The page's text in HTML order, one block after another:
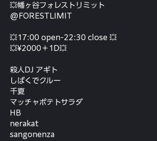
💥幡ヶ谷フォレストリミット
@FORESTLIMIT
💥17:00 open-22:30 close 💥
💥¥2000＋1D💥
殺人DJ アギト
しばくでクルー
千夏
マッチャポテトサラダ
HB
nerakat
sangonenza